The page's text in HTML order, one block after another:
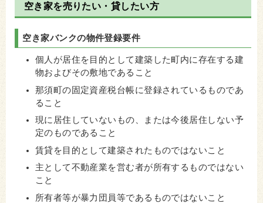
空き家を売りたい・貸したい方
空き家バンクの物件登録要件
個人が居住を目的として建築した町内に存在する建
物およびその敷地であること
那須町の固定資産税台帳に登録されているものであ
ること
現に居住していないもの、または今後居住しない予
定のものであること
賃貸を目的として建築されたものではないこと
主として不動産業を営む者が所有するものではない
こと
所有者等が暴力団員等であるものではないこと